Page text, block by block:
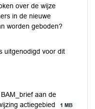
over de wijze
in de nieuwe
worden geboden?
uitgenodigd voor dit
aan de
actiegebied
1 MB